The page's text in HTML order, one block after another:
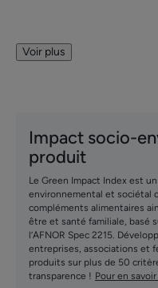
• ASSÈCHE et
• AGIT rapidement
TEXTURE
Senteur du contenu
Sans parfum
Voir plus
Impact socio-
produit
Le Green Impact Index est
environnemental et sociétal
compléments alimentaires
être et santé familiale, basé
l’AFNOR Spec 2215.
entreprises, associations et
produits sur plus de 50
transparence ! Pour en